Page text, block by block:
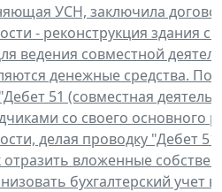
УСН, заключила
- реконструкция здания
ведения совместной
денежные средства.
51 (совместная
со своего основного
делая проводку "Дебет
вложенные
бухгалтерский учет